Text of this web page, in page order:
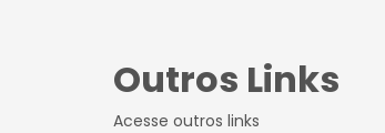
Outros Links
Acesse outros links